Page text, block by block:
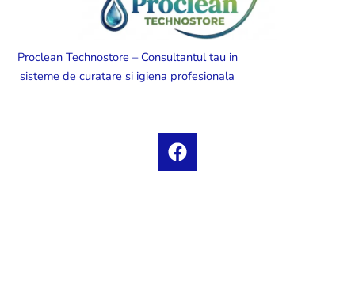
Proclean Technostore – Consultantul tau in
sisteme de curatare si igiena profesionala
F
a
c